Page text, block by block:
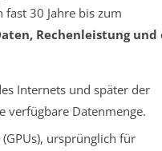
30 Jahre bis zum
Rechenleistung und
Internets und später der
verfügbare Datenmenge.
ursprünglich für